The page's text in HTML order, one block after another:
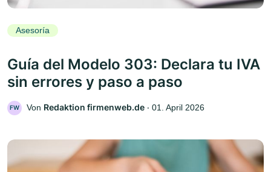
Asesoría
Guía del Modelo 303: Declara tu IVA
sin errores y paso a paso
FW Von Redaktion firmenweb.de ‧ 01. April 2026